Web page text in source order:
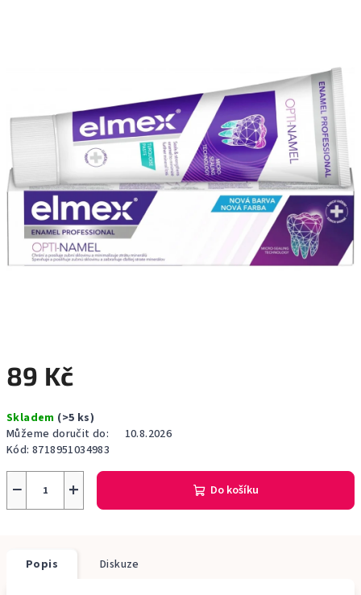
89 Kč
cena:
Skladem (>5 ks)
Můžeme doručit do:
10.8.2026
Kód: 8718951034983
+
− Do košíku
Popis Diskuze